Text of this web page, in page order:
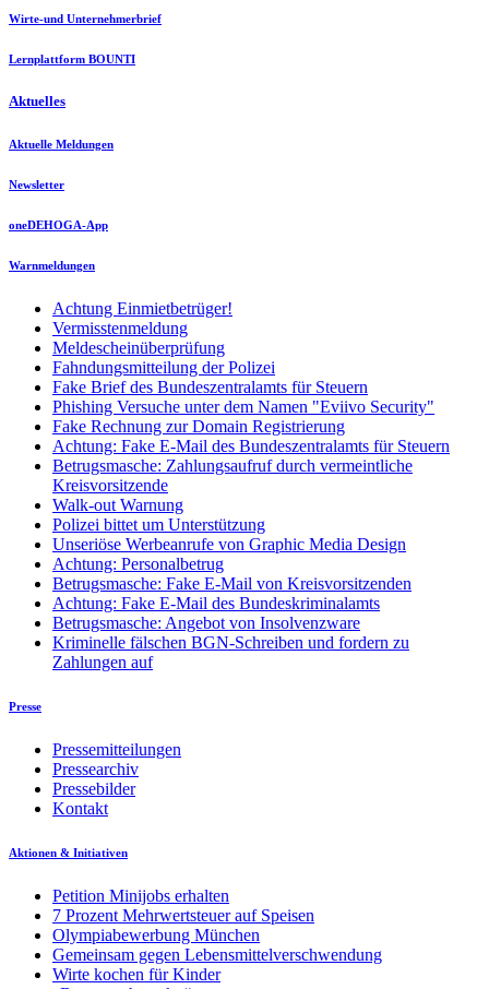
Wirte-und Unternehmerbrief
Lernplattform BOUNTI
Aktuelles
Aktuelle Meldungen
Newsletter
oneDEHOGA-App
Warnmeldungen
Achtung Einmietbetrüger!
Vermisstenmeldung
Meldescheinüberprüfung
Fahndungsmitteilung der Polizei
Fake Brief des Bundeszentralamts für Steuern
Phishing Versuche unter dem Namen "Eviivo Security"
Fake Rechnung zur Domain Registrierung
Achtung: Fake E-Mail des Bundeszentralamts für Steuern
Betrugsmasche: Zahlungsaufruf durch vermeintliche
Kreisvorsitzende
Walk-out Warnung
Polizei bittet um Unterstützung
Unseriöse Werbeanrufe von Graphic Media Design
Achtung: Personalbetrug
Betrugsmasche: Fake E-Mail von Kreisvorsitzenden
Achtung: Fake E-Mail des Bundeskriminalamts
Betrugsmasche: Angebot von Insolvenzware
Kriminelle fälschen BGN-Schreiben und fordern zu
Zahlungen auf
Presse
Pressemitteilungen
Pressearchiv
Pressebilder
Kontakt
Aktionen & Initiativen
Petition Minijobs erhalten
7 Prozent Mehrwertsteuer auf Speisen
Olympiabewerbung München
Gemeinsam gegen Lebensmittelverschwendung
Wirte kochen für Kinder